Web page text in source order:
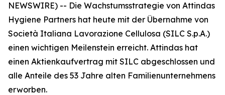
NEWSWIRE) -- Die Wachstumsstrategie von Attindas
Hygiene Partners hat heute mit der Übernahme von
Società Italiana Lavorazione Cellulosa (SILC S.p.A.)
einen wichtigen Meilenstein erreicht. Attindas hat
einen Aktienkaufvertrag mit SILC abgeschlossen und
alle Anteile des 53 Jahre alten Familienunternehmens
erworben.